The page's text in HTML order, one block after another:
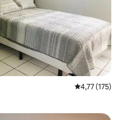
Gemiddelde
4,77 (175)